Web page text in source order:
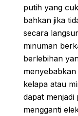
putih yang
bahkan jika
secara
minuman
berlebihan
kelapa atau
dapat
mengganti